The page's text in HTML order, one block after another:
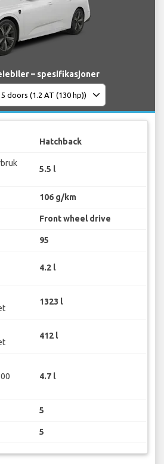
– spesifikasjoner
Hatchback
5.5 l
106 g/km
Front wheel drive
95
4.2 l
1323 l
412 l
4.7 l
5
5